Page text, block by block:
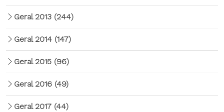
Geral 2013 (244)
Geral 2014 (147)
Geral 2015 (96)
Geral 2016 (49)
Geral 2017 (44)